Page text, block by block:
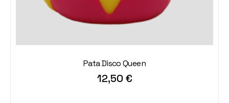
Pata Disco Queen
12,50 €